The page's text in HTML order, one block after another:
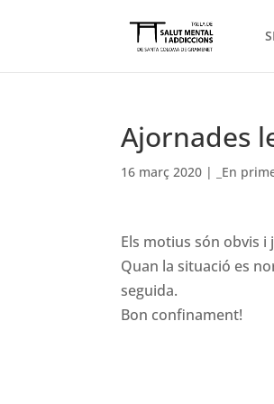
Ajornades
16 març 2020 | _En
Els motius són obvis
Quan la situació es
seguida.
Bon confinament!